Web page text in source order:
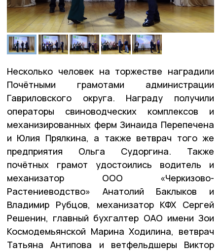
Несколько человек на торжестве наградили
Почётными грамотами администрации
Гавриловского округа. Награду получили
операторы свиноводческих комплексов и
механизированных ферм Зинаида Перепечена
и Юлия Прялкина, а также ветврач того же
предприятия Ольга Судоргина. Также
почётных грамот удостоились водитель и
механизатор ООО «Черкизово-
Растениеводство» Анатолий Баклыков и
Владимир Рубцов, механизатор КФХ Сергей
Решенин, главный бухгалтер ОАО имени Зои
Космодемьянской Марина Ходилина, ветврач
Татьяна Антипова и ветфельдшеры Виктор